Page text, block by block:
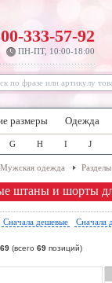
333-57-92
ПН-ПТ, 10:00-18:00
размеры Одежда
G H I J
Мужская одежда
штаны и шорты
Сначала дешевые Сначала
69 (всего 69 позиций)